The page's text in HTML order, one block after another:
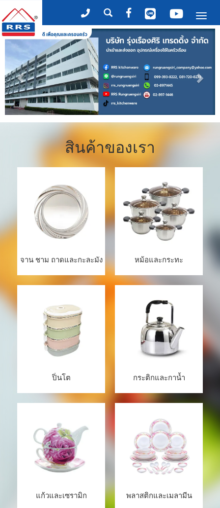
สินค้าของเรา
จาน ชาม ถาดและกะละมัง หม้อและกระทะ
ปิ่นโต กระติกและกาน้ำ
แก้วและเซรามิก พลาสติกและเมลามีน